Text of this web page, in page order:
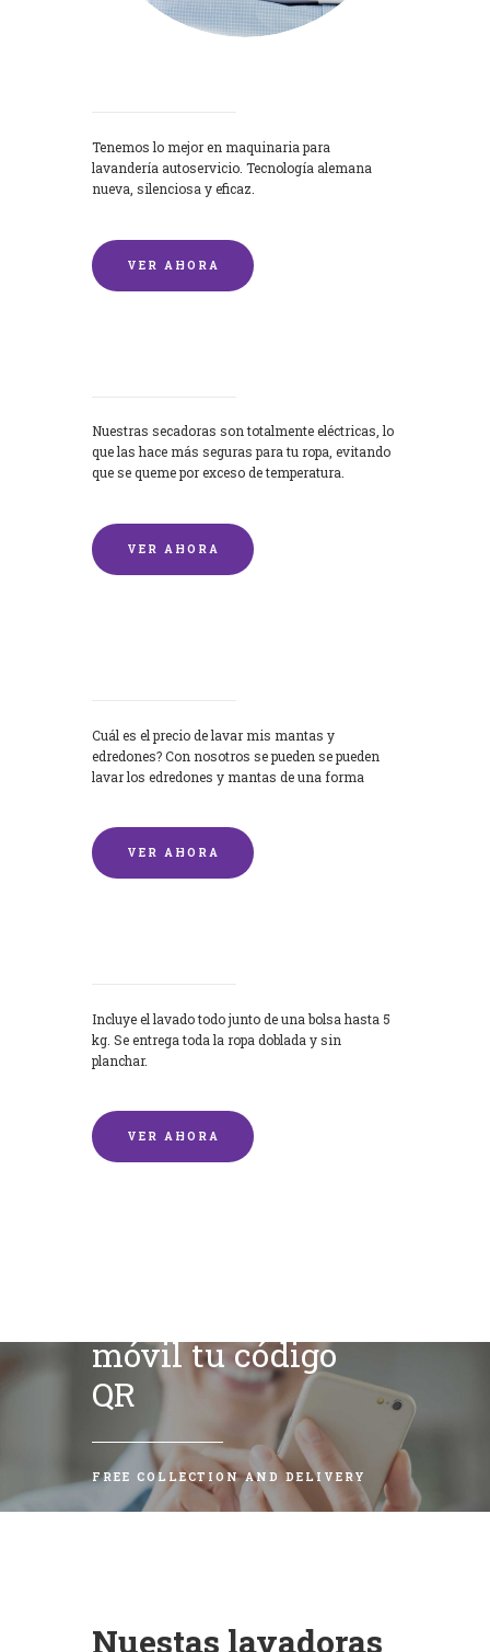
Tenemos lo mejor en maquinaria para
lavandería autoservicio. Tecnología alemana
nueva, silenciosa y eficaz.
VER AHORA
Nuestras secadoras son totalmente eléctricas, lo
que las hace más seguras para tu ropa, evitando
que se queme por exceso de temperatura.
VER AHORA
Cuál es el precio de lavar mis mantas y
edredones? Con nosotros se pueden se pueden
lavar los edredones y mantas de una forma
VER AHORA
Incluye el lavado todo junto de una bolsa hasta 5
kg. Se entrega toda la ropa doblada y sin
planchar.
VER AHORA
móvil tu código
QR
FREE COLLECTION AND DELIVERY
Nuestas lavadoras